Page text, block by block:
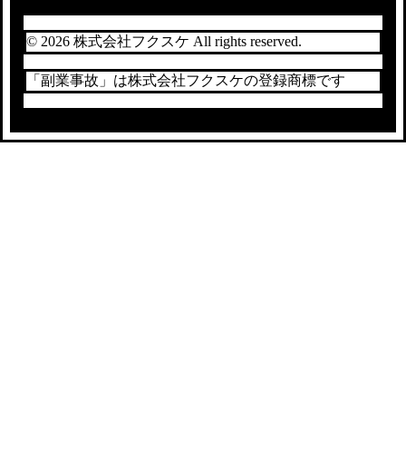
© 2026 株式会社フクスケ All rights reserved.
「副業事故」は株式会社フクスケの登録商標です